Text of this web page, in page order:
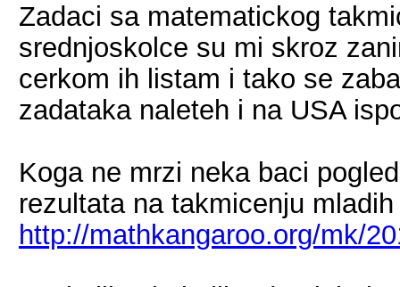
Zadaci sa matematickog
srednjoskolce su mi skroz
cerkom ih listam i tako se
zadataka naleteh i na USA
Koga ne mrzi neka baci
rezultata na takmicenju
http://mathkangaroo.org/mk/